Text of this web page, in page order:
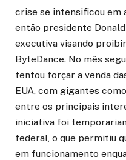
crise se intensificou em
então presidente
executiva visando
ByteDance. No mês
tentou forçar a venda
EUA, com gigantes
entre os principais
iniciativa foi
federal, o que permitiu
em funcionamento